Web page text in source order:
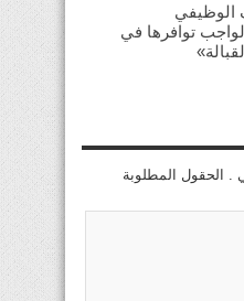
الوظيفي
توافرها في
. الحقول المطلوبة